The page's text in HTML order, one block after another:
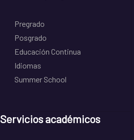
Pregrado
Posgrado
Educación Continua
Idiomas
Summer School
Servicios académicos